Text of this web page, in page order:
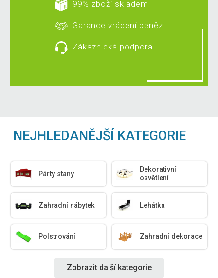
99% zboží skladem
Garance vrácení peněz
Zákaznická podpora
NEJHLEDANĚJŠÍ KATEGORIE
Párty stany
Dekorativní
osvětlení
Zahradní nábytek Lehátka
Polstrování Zahradní dekorace
Zobrazit další kategorie